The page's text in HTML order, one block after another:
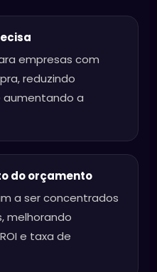
empresas com
reduzindo
aumentando a
do orçamento
a ser concentrados
melhorando
e taxa de